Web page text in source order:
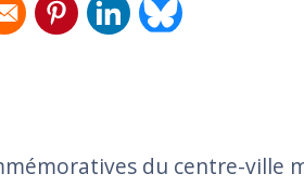
window
in a new window
Opens in a new window
Opens in a new window
Opens in a new
du centre-ville